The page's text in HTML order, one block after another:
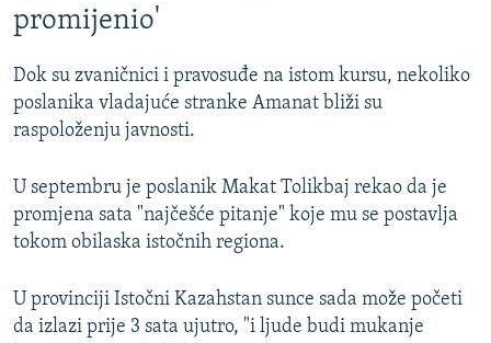
promijenio'
Dok su zvaničnici i pravosuđe na istom kursu, nekoliko
poslanika vladajuće stranke Amanat bliži su
raspoloženju javnosti.
U septembru je poslanik Makat Tolikbaj rekao da je
promjena sata "najčešće pitanje" koje mu se postavlja
tokom obilaska istočnih regiona.
U provinciji Istočni Kazahstan sunce sada može početi
da izlazi prije 3 sata ujutro, "i ljude budi mukanje